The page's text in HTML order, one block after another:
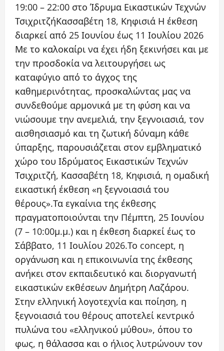
19:00 – 22:00 στο Ίδρυμα Εικαστικών Τεχνών
ΤσιχριτζήΚασσαβέτη 18, Κηφισιά Η έκθεση
διαρκεί από 25 Ιουνίου έως 11 Ιουλίου 2026
Με το καλοκαίρι να έχει ήδη ξεκινήσει και με
την προσδοκία να λειτουργήσει ως
καταφύγιο από το άγχος της
καθημερινότητας, προσκαλώντας μας να
συνδεθούμε αρμονικά με τη φύση και να
νιώσουμε την ανεμελιά, την ξεγνοιασιά, τον
αισθησιασμό και τη ζωτική δύναμη κάθε
ύπαρξης, παρουσιάζεται στον εμβληματικό
χώρο του Ιδρύματος Εικαστικών Τεχνών
Τσιχριτζή, Κασσαβέτη 18, Κηφισιά, η ομαδική
εικαστική έκθεση «η ξεγνοιασιά του
θέρους».Τα εγκαίνια της έκθεσης
πραγματοποιούνται την Πέμπτη, 25 Ιουνίου
(7 – 10:00μ.μ.) και η έκθεση διαρκεί έως το
Σάββατο, 11 Ιουλίου 2026.Το concept, η
οργάνωση και η επικοινωνία της έκθεσης
ανήκει στον εκπαιδευτικό και διοργανωτή
εικαστικών εκθέσεων Δημήτρη Λαζάρου.
Στην ελληνική λογοτεχνία και ποίηση, η
ξεγνοιασιά του θέρους αποτελεί κεντρικό
πυλώνα του «ελληνικού μύθου», όπου το
φως, η θάλασσα και ο ήλιος λυτρώνουν τον